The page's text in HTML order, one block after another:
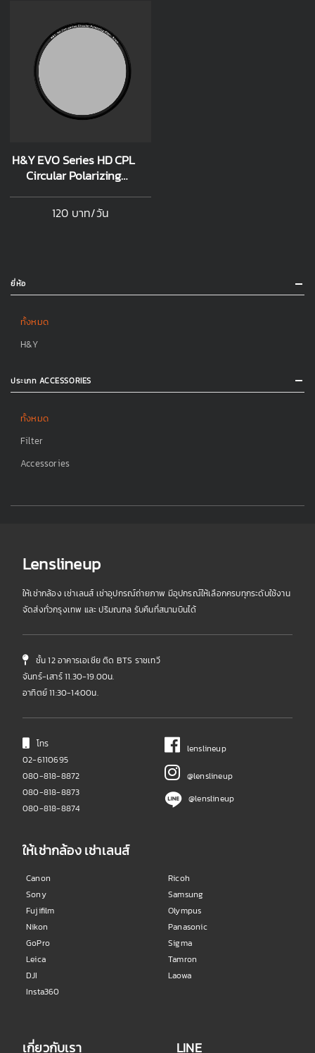
H&Y EVO Series HD CPL
Circular Polarizing
ระบบแม่เหล็ก
120 บาท/วัน
ยี่ห้อ
ทั้งหมด
H&Y
ประเภท ACCESSORIES
ทั้งหมด
Filter
Accessories
Lenslineup
ให้เช่ากล้อง เช่าเลนส์ เช่าอุปกรณ์ถ่ายภาพ มีอุปกรณ์ให้เลือกครบทุกระดับใช้งาน
จัดส่งทั่วกรุงเทพ และ ปริมณฑล รับคืนที่สนามบินได้
ชั้น 12 อาคารเอเชีย ติด BTS ราชเทวี
จันทร์-เสาร์ 11.30-19.00น.
อาทิตย์ 11:30-14:00น.
โทร
02-6110695
080-818-8872
080-818-8873
080-818-8874
lenslineup
@lenslineup
@lenslineup
ให้เช่ากล้อง เช่าเลนส์
Canon
Sony
Fujifilm
Nikon
GoPro
Leica
DJI
Insta360
Ricoh
Samsung
Olympus
Panasonic
Sigma
Tamron
Laowa
เกี่ยวกับเรา LINE